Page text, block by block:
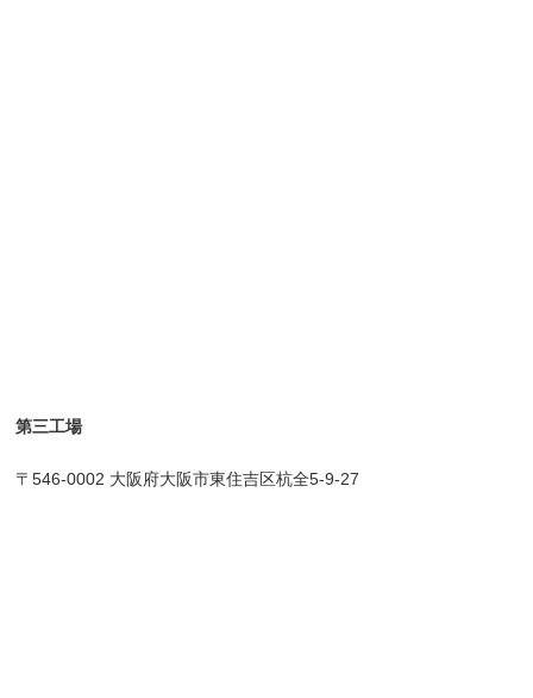
第三工場
〒546-0002 大阪府大阪市東住吉区杭全5-9-27